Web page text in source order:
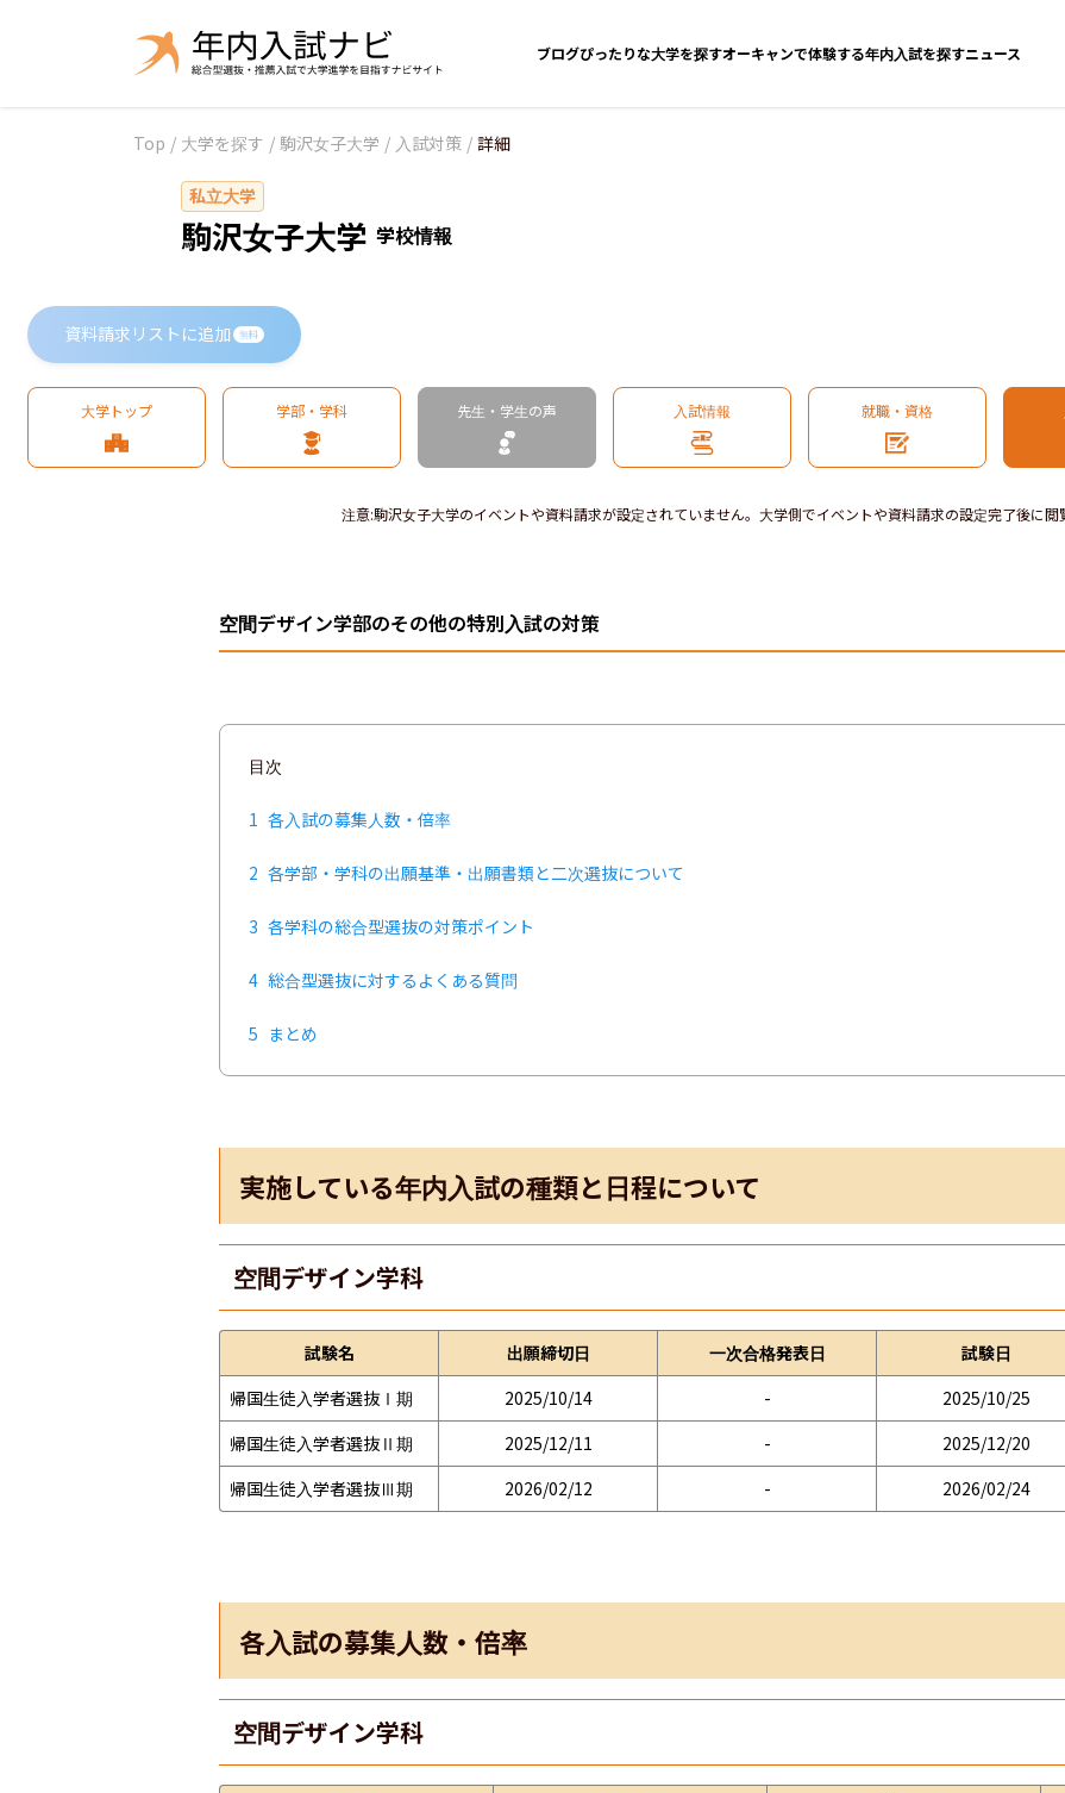
ブログぴったりな大学を探すオーキャンで体験する年内入試を探すニュース
Top / 大学を探す / 駒沢女子大学 / 入試対策 / 詳細
私立大学
駒沢女子大学 学校情報
資料請求リストに追加 無料
大学トップ 学部・学科 先生・学生の声 入試情報 就職・資格
注意:駒沢女子大学のイベントや資料請求が設定されていません。大学側でイベントや資料請求の設定完了後に閲
空間デザイン学部のその他の特別入試の対策
目次
1 各入試の募集人数・倍率
2 各学部・学科の出願基準・出願書類と二次選抜について
3 各学科の総合型選抜の対策ポイント
4 総合型選抜に対するよくある質問
5 まとめ
実施している年内入試の種類と日程について
空間デザイン学科
試験名 出願締切日 一次合格発表日 試験日
帰国生徒入学者選抜Ⅰ期
2025/10/14 - 2025/10/25
帰国生徒入学者選抜Ⅱ期
2025/12/11 - 2025/12/20
帰国生徒入学者選抜Ⅲ期
2026/02/12 - 2026/02/24
各入試の募集人数・倍率
空間デザイン学科